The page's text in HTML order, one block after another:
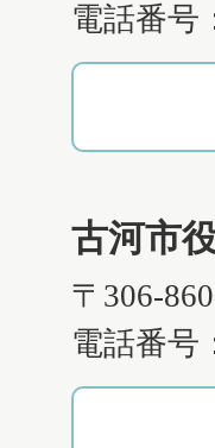
電話番号
古河市
〒306-
電話番号